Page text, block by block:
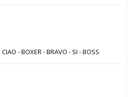
- BOXER - BRAVO - SI - BOSS